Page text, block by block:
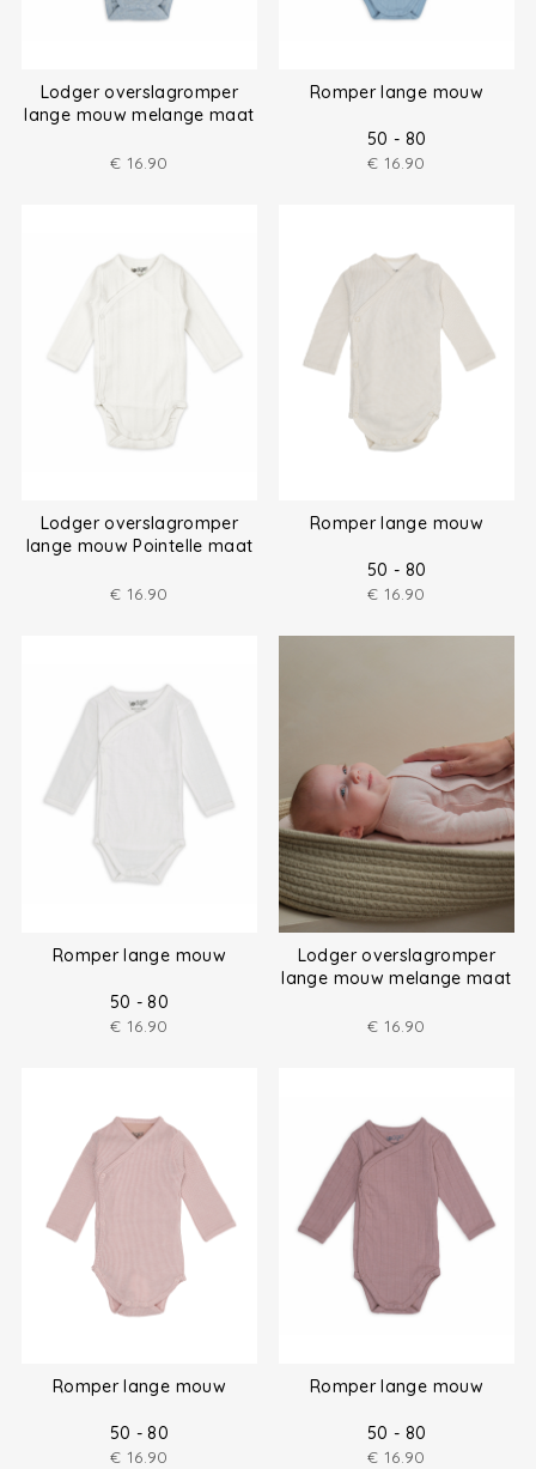
Lodger overslagromper
lange mouw melange maat
€ 16.90
Romper lange mouw
50 - 80
€ 16.90
Lodger overslagromper
lange mouw Pointelle maat
€ 16.90
Romper lange mouw
50 - 80
€ 16.90
Romper lange mouw
50 - 80
€ 16.90
Lodger overslagromper
lange mouw melange maat
€ 16.90
Romper lange mouw
50 - 80
€ 16.90
Romper lange mouw
50 - 80
€ 16.90